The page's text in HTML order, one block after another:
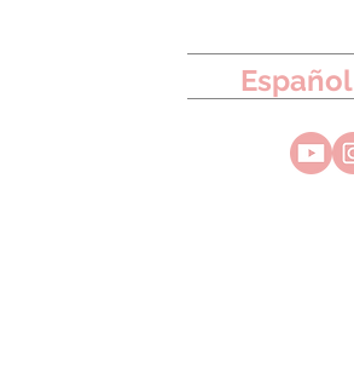
Español